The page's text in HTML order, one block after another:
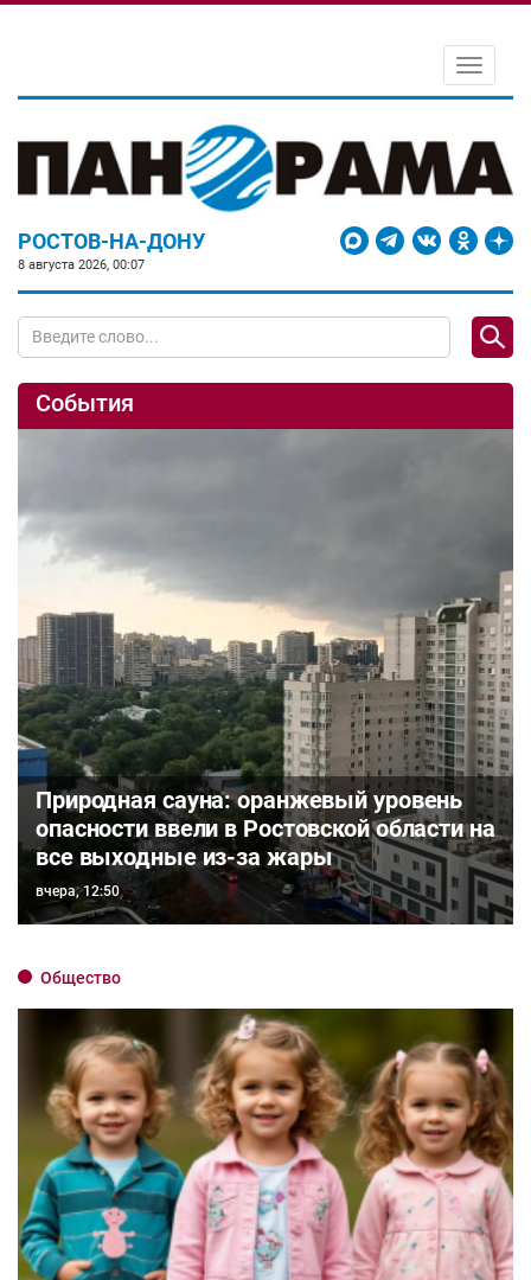
Toggle
РОСТОВ-НА-ДОНУ
8 августа 2026, 00:07
События
Природная сауна: оранжевый уровень
опасности ввели в Ростовской области на
все выходные из-за жары
вчера, 12:50
Общество